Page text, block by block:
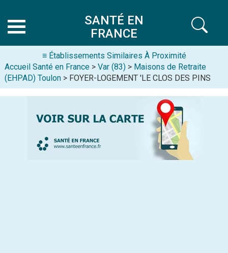
SANTÉ EN
FRANCE
≡ Établissements Similaires À Proximité
Accueil Santé en France > Var (83) > Maisons de Retraite
(EHPAD) Toulon > FOYER-LOGEMENT 'LE CLOS DES PINS